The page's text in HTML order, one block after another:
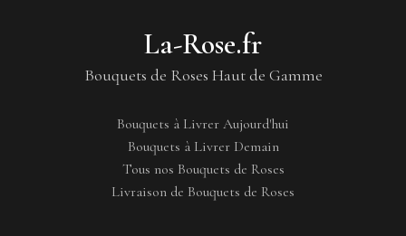
La-Rose.fr
Bouquets de Roses Haut de Gamme
Bouquets à Livrer Aujourd'hui
Bouquets à Livrer Demain
Tous nos Bouquets de Roses
Livraison de Bouquets de Roses